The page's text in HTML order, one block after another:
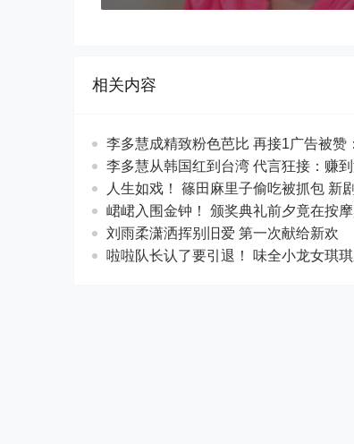
相关内容
李多慧成精致粉色芭比 再接1广告
李多慧从韩国红到台湾 代言狂接：
人生如戏！ 篠田麻里子偷吃被抓包
峮峮入围金钟！ 颁奖典礼前夕竟在
刘雨柔潇洒挥别旧爱 第一次献给新
啦啦队长认了要引退！ 味全小龙女